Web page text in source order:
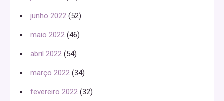
junho 2022 (52)
maio 2022 (46)
abril 2022 (54)
março 2022 (34)
fevereiro 2022 (32)